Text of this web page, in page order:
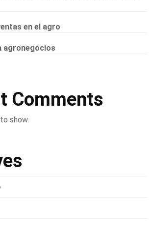
en el agro
agronegocios
Comments
show.